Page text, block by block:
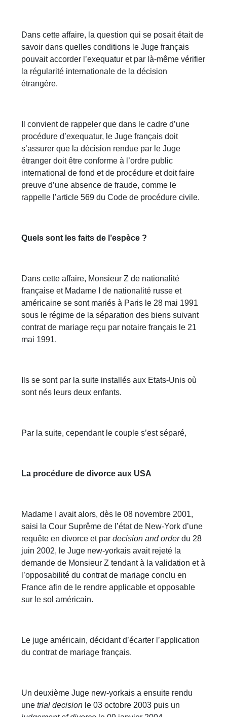
Dans cette affaire, la question qui se posait était de
savoir dans quelles conditions le Juge français
pouvait accorder l’exequatur et par là-même vérifier
la régularité internationale de la décision
étrangère.
Il convient de rappeler que dans le cadre d’une
procédure d’exequatur, le Juge français doit
s’assurer que la décision rendue par le Juge
étranger doit être conforme à l’ordre public
international de fond et de procédure et doit faire
preuve d’une absence de fraude, comme le
rappelle l’article 569 du Code de procédure civile.
Quels sont les faits de l’espèce ?
Dans cette affaire, Monsieur Z de nationalité
française et Madame I de nationalité russe et
américaine se sont mariés à Paris le 28 mai 1991
sous le régime de la séparation des biens suivant
contrat de mariage reçu par notaire français le 21
mai 1991.
Ils se sont par la suite installés aux Etats-Unis où
sont nés leurs deux enfants.
Par la suite, cependant le couple s’est séparé,
La procédure de divorce aux USA
Madame I avait alors, dès le 08 novembre 2001,
saisi la Cour Suprême de l’état de New-York d’une
requête en divorce et pardecision and orderdu 28
juin 2002, le Juge new-yorkais avait rejeté la
demande de Monsieur Z tendant à la validation et à
l’opposabilité du contrat de mariage conclu en
France afin de le rendre applicable et opposable
sur le sol américain.
Le juge américain, décidant d’écarter l’application
du contrat de mariage français.
Un deuxième Juge new-yorkais a ensuite rendu
unetrial decision le 03 octobre 2003 puis un